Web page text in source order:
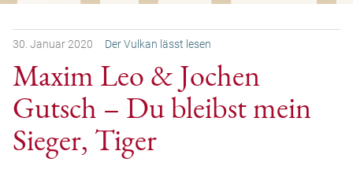
30. Januar 2020 Der Vulkan lässt lesen
Maxim Leo & Jochen
Gutsch – Du bleibst mein
Sieger, Tiger